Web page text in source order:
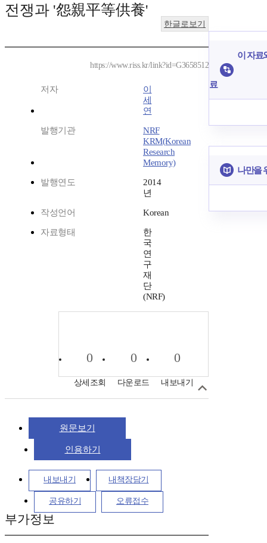
전쟁과 '怨親平等供養'
한글로보기
https://www.riss.kr/link?id=G3658512
저자
이
세
연
발행기관
NRF
KRM(Korean
Research
Memory)
발행연도
2014
년
작성언어 Korean
자료형태
한
국
연
구
재
단
(NRF)
0
상세조회
0
다운로드
0
내보내기
원문보기
인용하기
내보내기 내책장담기
공유하기 오류접수
부가정보
이 자료
료
나만을